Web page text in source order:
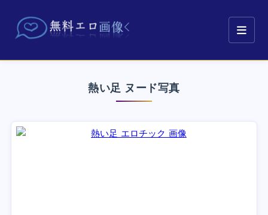
熱い足 ヌード写真